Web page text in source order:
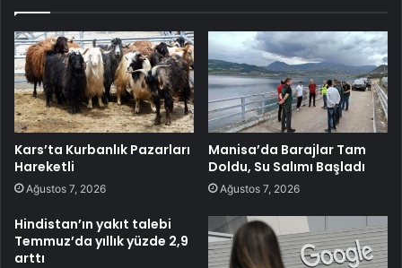
Kars’ta Kurbanlık Pazarları
Hareketli
Ağustos 7, 2026
Manisa’da Barajlar Tam
Doldu, Su Salımı Başladı
Ağustos 7, 2026
Hindistan’ın yakıt talebi
Temmuz’da yıllık yüzde 2,9
arttı